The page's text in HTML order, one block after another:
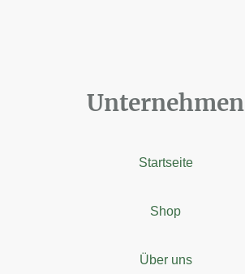
Unternehmen
Startseite
Shop
Über uns